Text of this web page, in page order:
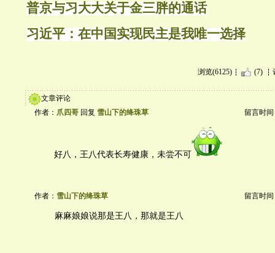
普京与习大大关于金三胖的通话
习近平：在中国实现民主是我唯一选择
浏览(6125) (7)
文章评论
作者： 爪四哥 回复 雪山下的绛珠草 留言时间
好八，王八代表长寿健康，未尝不可
作者： 雪山下的绛珠草 留言时间
麻麻娘娘说那是王八，那就是王八